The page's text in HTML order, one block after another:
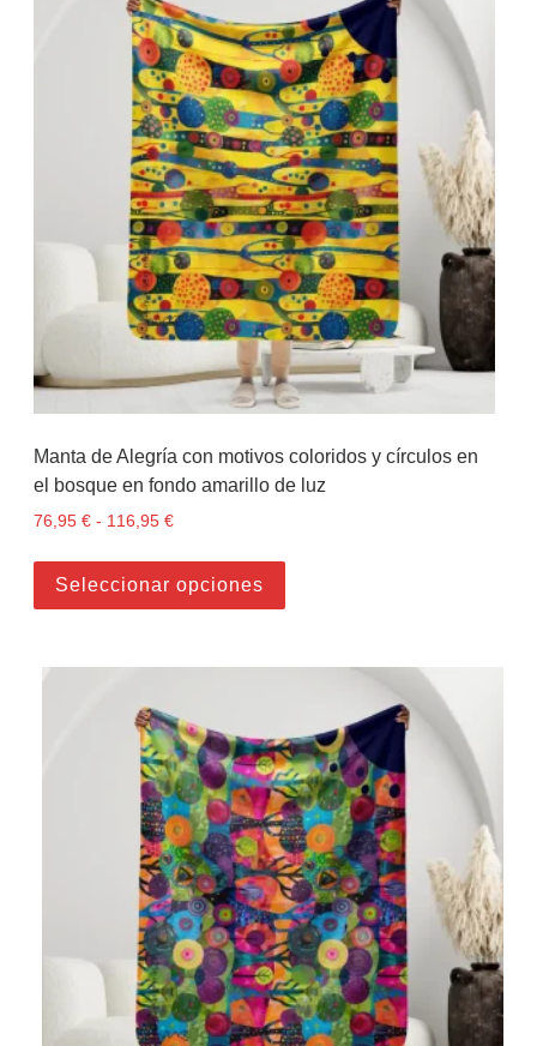
Manta de Alegría con motivos coloridos y círculos en
el bosque en fondo amarillo de luz
76,95 € - 116,95 €Rango de precios: desde 76,95 € hasta 116,95
Seleccionar opciones